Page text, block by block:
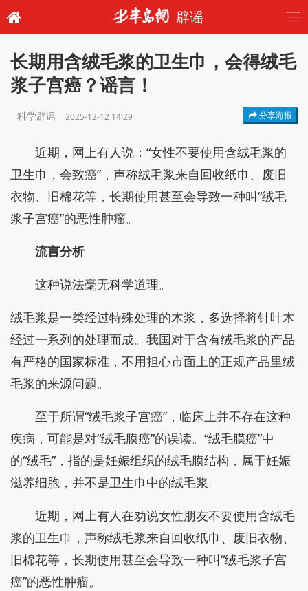
辟谣
长期用含绒毛浆的卫生巾，会得绒毛
浆子宫癌？谣言！
科学辟谣 2025-12-12 14:29 分享海报
近期，网上有人说：“女性不要使用含绒毛浆的
卫生巾，会致癌”，声称绒毛浆来自回收纸巾、废旧
衣物、旧棉花等，长期使用甚至会导致一种叫“绒毛
浆子宫癌”的恶性肿瘤。
流言分析
这种说法毫无科学道理。
绒毛浆是一类经过特殊处理的木浆，多选择将针叶木
经过一系列的处理而成。我国对于含有绒毛浆的产品
有严格的国家标准，不用担心市面上的正规产品里绒
毛浆的来源问题。
至于所谓“绒毛浆子宫癌”，临床上并不存在这种
疾病，可能是对“绒毛膜癌”的误读。“绒毛膜癌”中
的“绒毛”，指的是妊娠组织的绒毛膜结构，属于妊娠
滋养细胞，并不是卫生巾中的绒毛浆。
近期，网上有人在劝说女性朋友不要使用含绒毛
浆的卫生巾，声称绒毛浆来自回收纸巾、废旧衣物、
旧棉花等，长期使用甚至会导致一种叫“绒毛浆子宫
癌”的恶性肿瘤。